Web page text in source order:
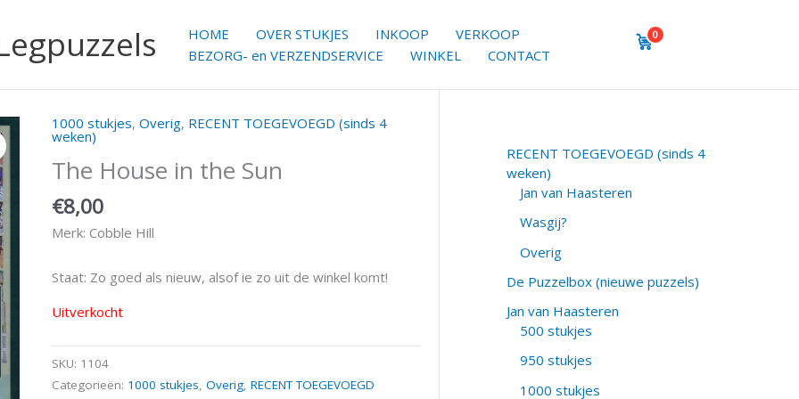
HOME OVER STUKJES INKOOP
VERKOOP
BEZORG- en VERZENDSERVICE
WINKEL CONTACT
0
1000 stukjes, Overig, RECENT TOEGEVOEGD (sinds 4
weken)
The House in the Sun
€8,00
Merk: Cobble Hill
Staat: Zo goed als nieuw, alsof ie zo uit de winkel komt!
Uitverkocht
SKU: 1104
Categorieën: 1000 stukjes, Overig, RECENT TOEGEVOEGD
RECENT TOEGEVOEGD (sinds 4
weken)
Jan van Haasteren
Wasgij?
Overig
De Puzzelbox (nieuwe puzzels)
Jan van Haasteren
500 stukjes
950 stukjes
1000 stukjes